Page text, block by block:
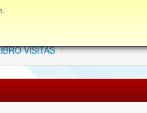
VISITAS /